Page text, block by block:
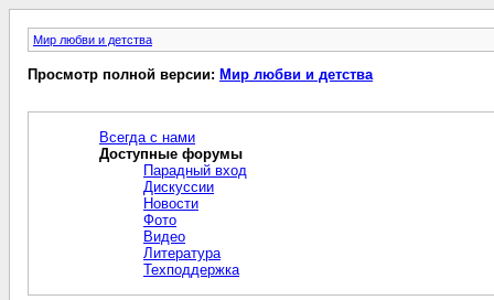
Мир любви и детства
Просмотр полной версии: Мир любви и детства
Всегда с нами
Доступные форумы
Парадный вход
Дискуссии
Новости
Фото
Видео
Литература
Техподдержка